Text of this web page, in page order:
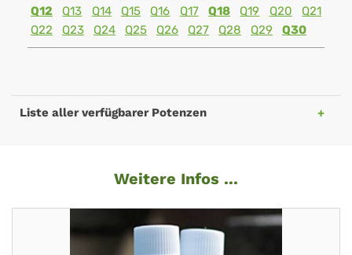
Q12
Q13 Q14 Q15 Q16 Q17 Q18 Q19 Q20
Q21
Q22
Q23 Q24 Q25 Q26 Q27 Q28 Q29 Q30
Liste aller verfügbarer Potenzen
Weitere Infos ...